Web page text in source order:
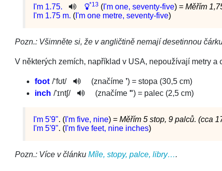
'm 1.75. *13 ( I'm one, seventy-five) = Měřím
I'm 1.75 m. ( I'm one metre, seventy-five)
Pozn.: Všimněte si, že v angličtině nemají desetinnou
V některých zemích, například v USA, nepoužívají metry a
foot /‘fʊt/ (značíme ’) = stopa (30,5 cm)
inch /'ɪntʃ/ (značíme ") = palec (2,5 cm)
I'm 5'9". ( I'm five, nine) = Měřím 5 stop, 9 palců. (cca
I'm 5'9". ( I'm five feet, nine inches)
Pozn.: Více v článku Míle, stopy, palce, libry….